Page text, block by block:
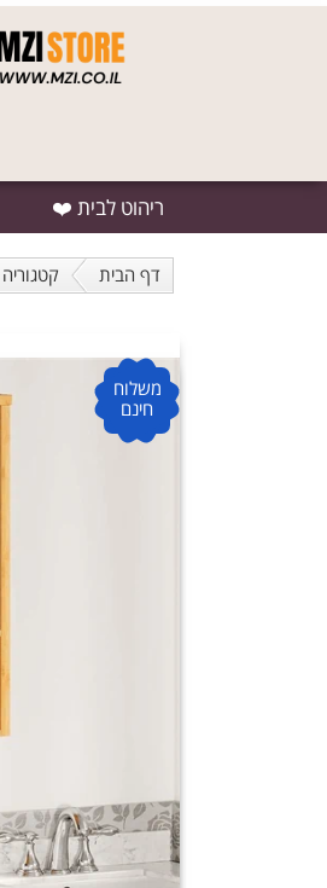
ריהוט לבית ❤️
דף הבית קטגוריה
משלוח
חינם